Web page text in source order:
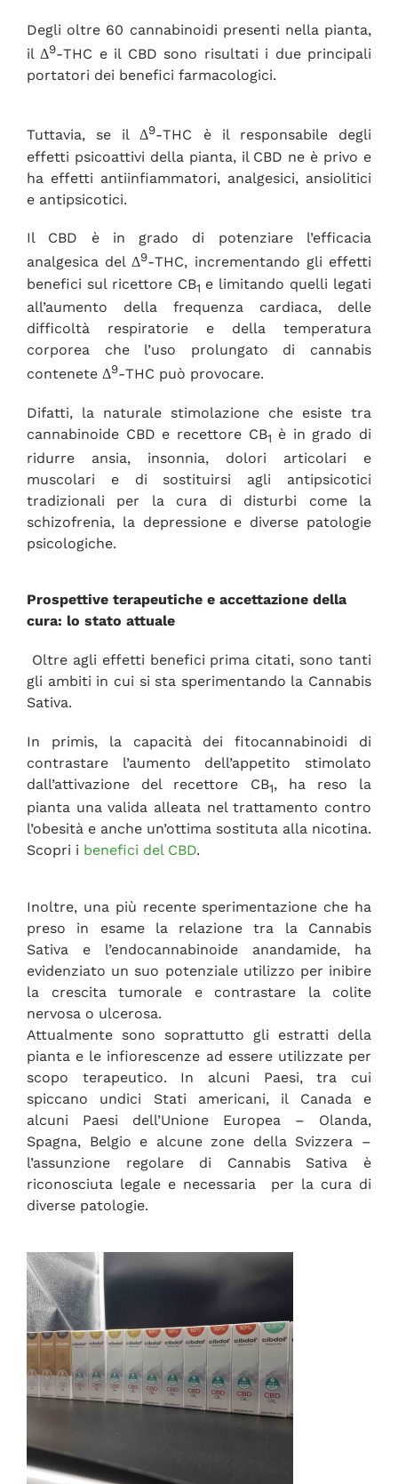
Degli oltre 60 cannabinoidi presenti nella pianta,
il Δ9-THC e il CBD sono risultati i due principali
portatori dei benefici farmacologici.
Tuttavia, se il Δ9-THC è il responsabile degli
effetti psicoattivi della pianta, il CBD ne è privo e
ha effetti antiinfiammatori, analgesici, ansiolitici
e antipsicotici.
Il CBD è in grado di potenziare l’efficacia
analgesica del Δ9-THC, incrementando gli effetti
benefici sul ricettore CB1 e limitando quelli legati
all’aumento della frequenza cardiaca, delle
difficoltà respiratorie e della temperatura
corporea che l’uso prolungato di cannabis
contenete Δ9-THC può provocare.
Difatti, la naturale stimolazione che esiste tra
cannabinoide CBD e recettore CB1 è in grado di
ridurre ansia, insonnia, dolori articolari e
muscolari e di sostituirsi agli antipsicotici
tradizionali per la cura di disturbi come la
schizofrenia, la depressione e diverse patologie
psicologiche.
Prospettive terapeutiche e accettazione della
cura: lo stato attuale
Oltre agli effetti benefici prima citati, sono tanti
gli ambiti in cui si sta sperimentando la Cannabis
Sativa.
In primis, la capacità dei fitocannabinoidi di
contrastare l’aumento dell’appetito stimolato
dall’attivazione del recettore CB1, ha reso la
pianta una valida alleata nel trattamento contro
l’obesità e anche un’ottima sostituta alla nicotina.
Scopri i benefici del CBD.
Inoltre, una più recente sperimentazione che ha
preso in esame la relazione tra la Cannabis
Sativa e l’endocannabinoide anandamide, ha
evidenziato un suo potenziale utilizzo per inibire
la crescita tumorale e contrastare la colite
nervosa o ulcerosa.
Attualmente sono soprattutto gli estratti della
pianta e le infiorescenze ad essere utilizzate per
scopo terapeutico. In alcuni Paesi, tra cui
spiccano undici Stati americani, il Canada e
alcuni Paesi dell’Unione Europea – Olanda,
Spagna, Belgio e alcune zone della Svizzera –
l’assunzione regolare di Cannabis Sativa è
riconosciuta legale e necessaria per la cura di
diverse patologie.